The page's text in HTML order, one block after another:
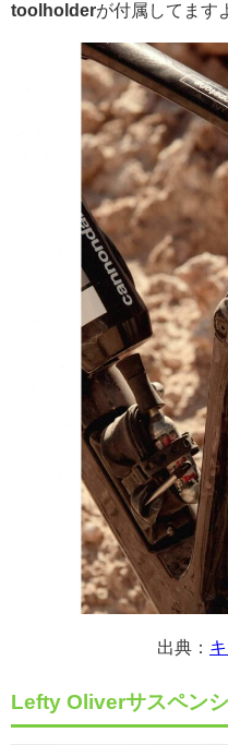
toolholderが付属してます
出典：
Lefty Oliverサスペン